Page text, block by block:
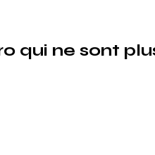
qui ne sont